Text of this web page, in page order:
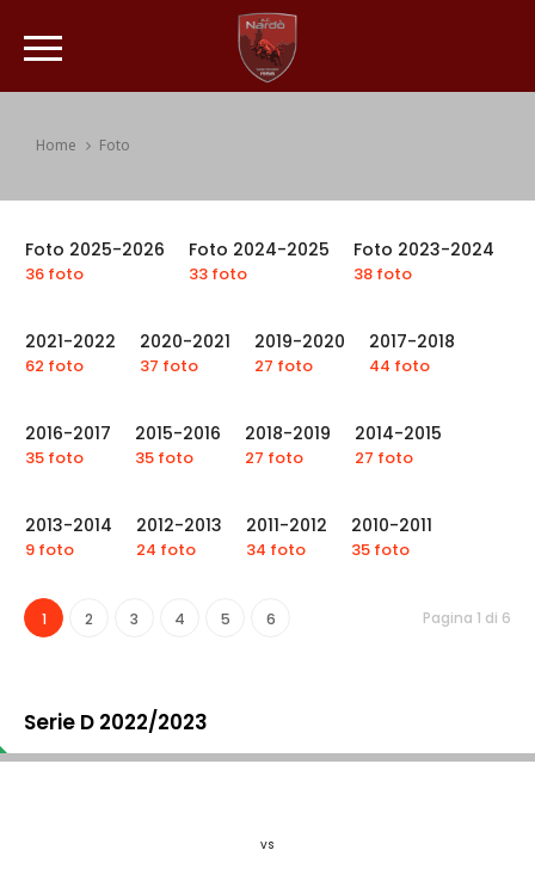
Home Foto
Foto 2025-2026
36 foto
Foto 2024-2025
33 foto
Foto 2023-2024
38 foto
2021-2022
62 foto
2020-2021
37 foto
2019-2020
27 foto
2017-2018
44 foto
2016-2017
35 foto
2015-2016
35 foto
2018-2019
27 foto
2014-2015
27 foto
2013-2014
9 foto
2012-2013
24 foto
2011-2012
34 foto
2010-2011
35 foto
1 2 3 4 5 6 Pagina 1 di 6
Serie D 2022/2023
vs